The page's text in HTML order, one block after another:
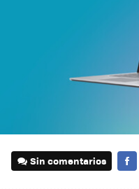
Sin comentarios